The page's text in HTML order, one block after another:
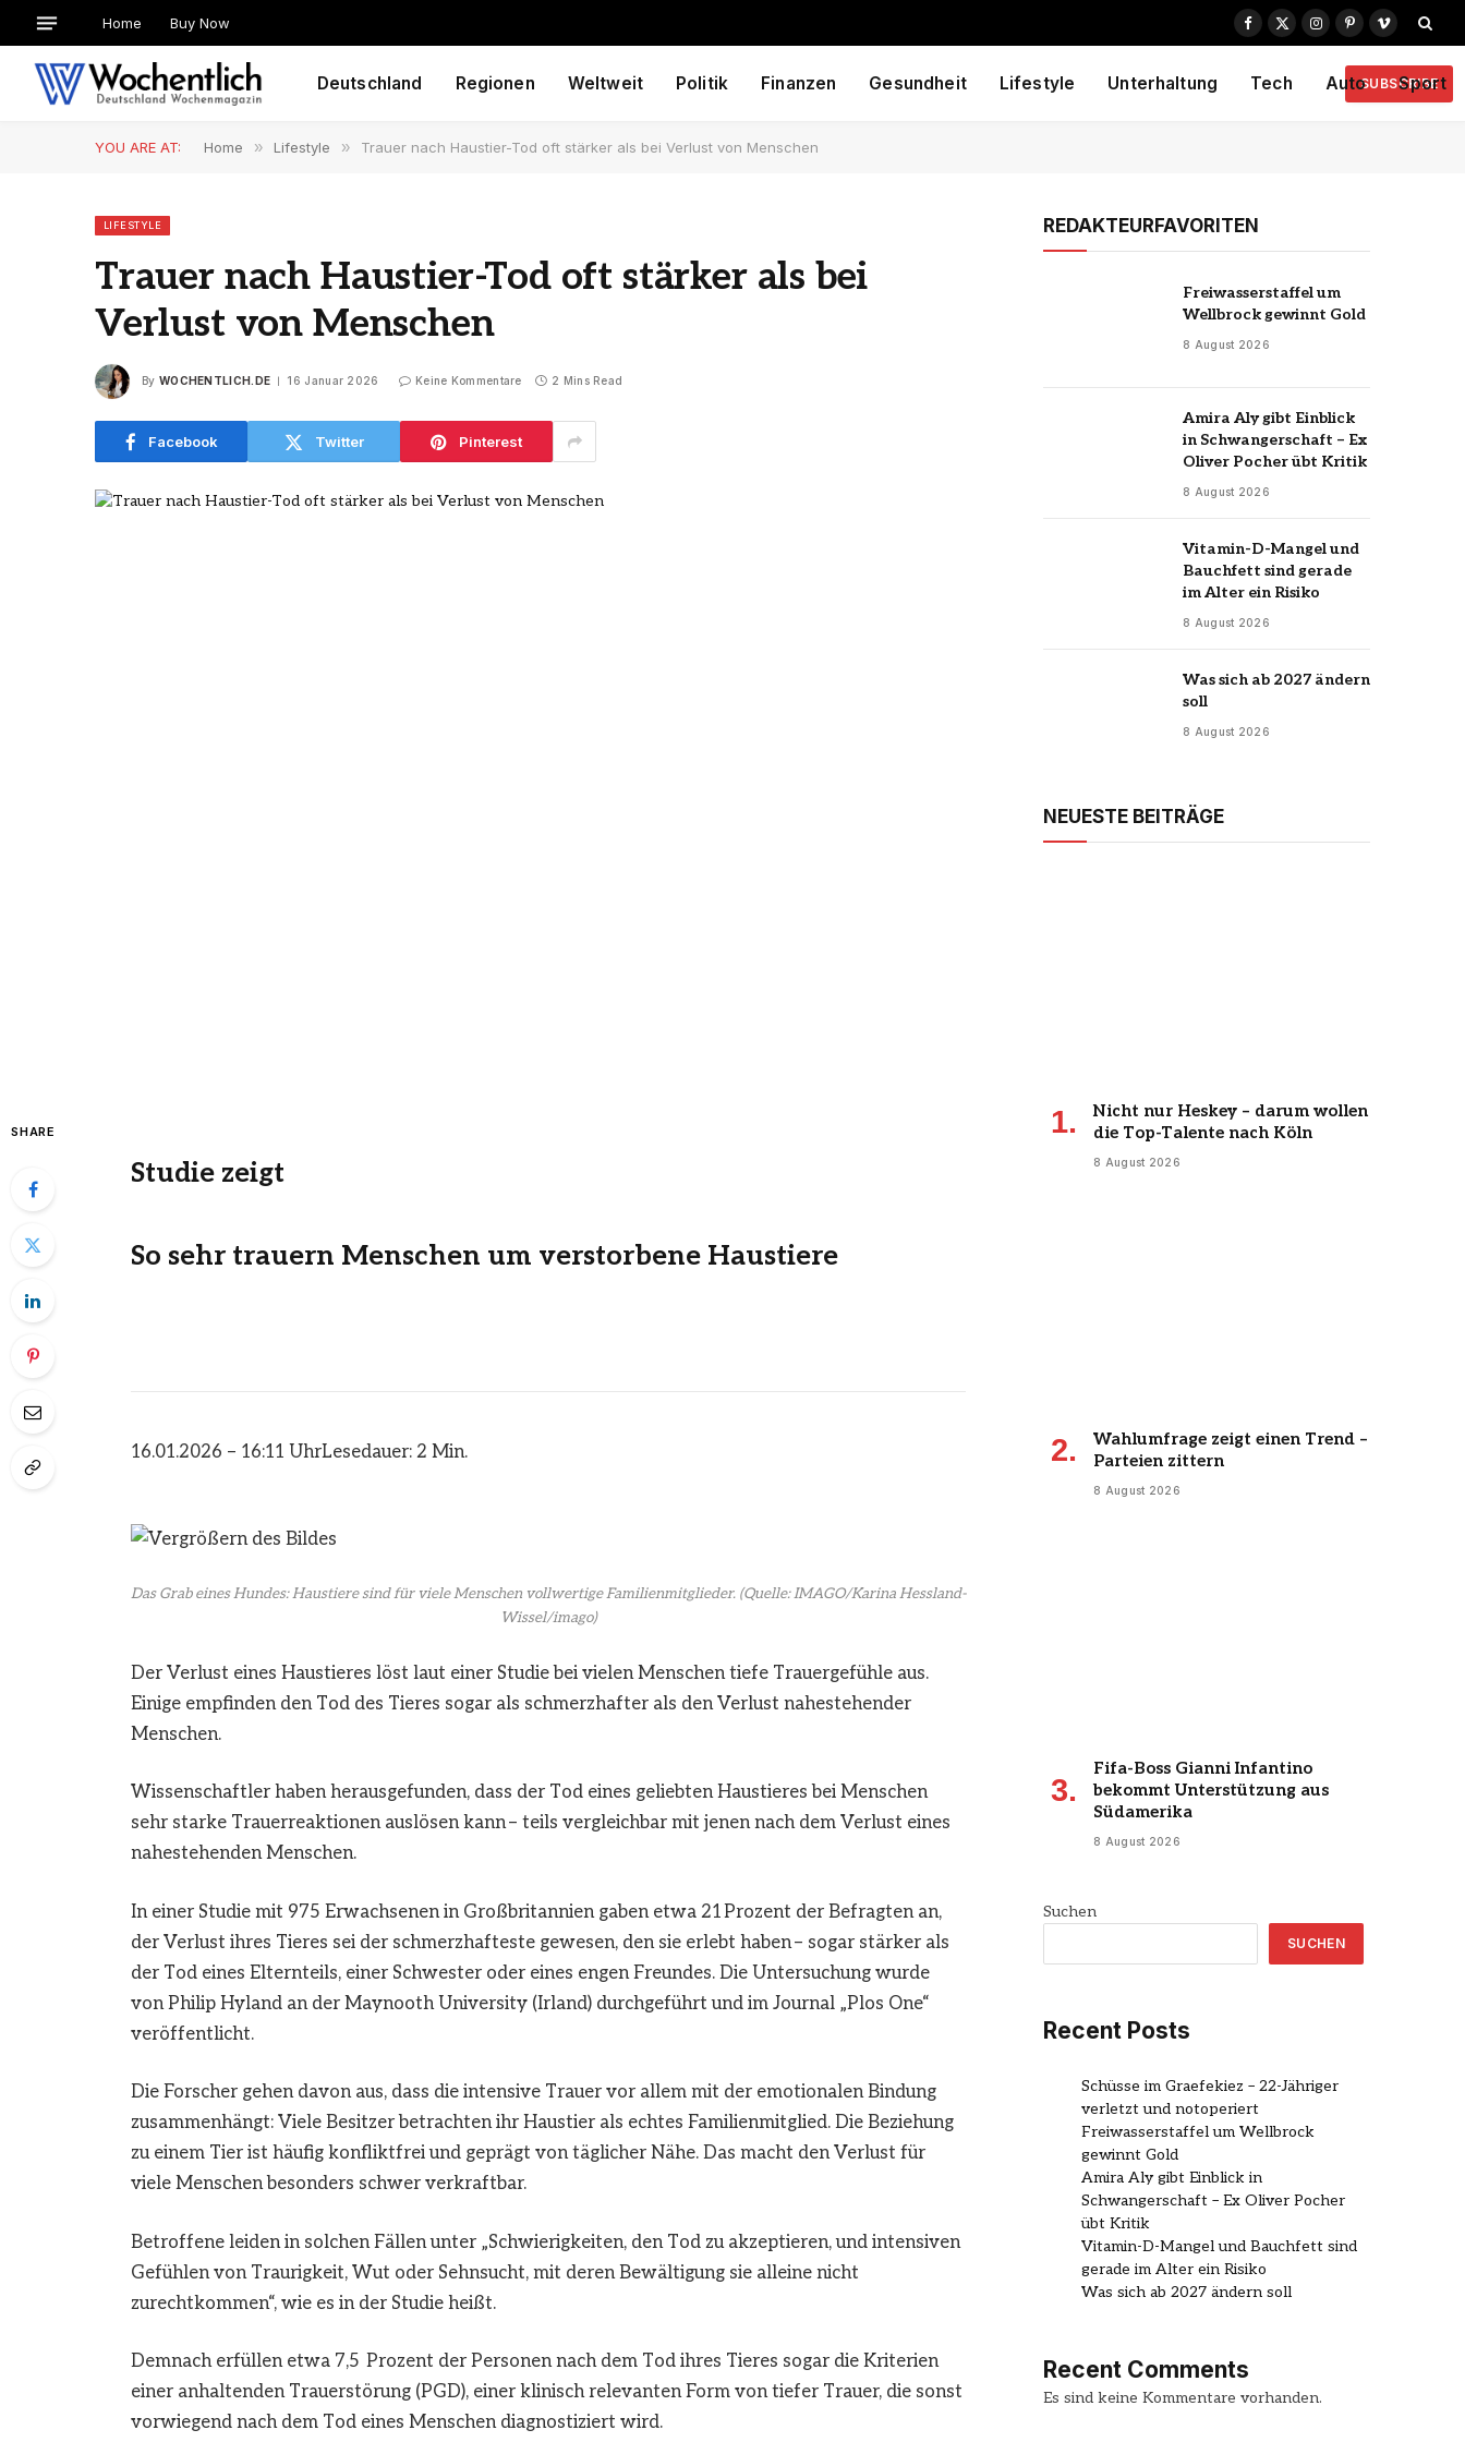
Home Buy Now
Facebook
X
Instagram
PinterestVimeo
Deutschland Regionen Weltweit Politik Finanzen Gesundheit Lifestyle Unterhaltung Tech Auto Sport
SUBSCRIBE
YOU ARE AT: Home » Lifestyle » Trauer nach Haustier-Tod oft stärker als bei Verlust von Menschen
LIFESTYLE
Trauer nach Haustier-Tod oft stärker als bei
Verlust von Menschen
By WOCHENTLICH.DE 16 Januar 2026 Keine Kommentare 2 Mins Read
Facebook Twitter Pinterest
SHARE
Studie zeigt
So sehr trauern Menschen um verstorbene Haustiere
16.01.2026 – 16:11 UhrLesedauer: 2 Min.
Das Grab eines Hundes: Haustiere sind für viele Menschen vollwertige Familienmitglieder. (Quelle: IMAGO/Karina Hessland-
Wissel/imago)
Der Verlust eines Haustieres löst laut einer Studie bei vielen Menschen tiefe Trauergefühle aus.
Einige empfinden den Tod des Tieres sogar als schmerzhafter als den Verlust nahestehender
Menschen.
Wissenschaftler haben herausgefunden, dass der Tod eines geliebten Haustieres bei Menschen
sehr starke Trauerreaktionen auslösen kann – teils vergleichbar mit jenen nach dem Verlust eines
nahestehenden Menschen.
In einer Studie mit 975 Erwachsenen in Großbritannien gaben etwa 21 Prozent der Befragten an,
der Verlust ihres Tieres sei der schmerzhafteste gewesen, den sie erlebt haben – sogar stärker als
der Tod eines Elternteils, einer Schwester oder eines engen Freundes. Die Untersuchung wurde
von Philip Hyland an der Maynooth University (Irland) durchgeführt und im Journal „Plos One“
veröffentlicht.
Die Forscher gehen davon aus, dass die intensive Trauer vor allem mit der emotionalen Bindung
zusammenhängt: Viele Besitzer betrachten ihr Haustier als echtes Familienmitglied. Die Beziehung
zu einem Tier ist häufig konfliktfrei und geprägt von täglicher Nähe. Das macht den Verlust für
viele Menschen besonders schwer verkraftbar.
Betroffene leiden in solchen Fällen unter „Schwierigkeiten, den Tod zu akzeptieren, und intensiven
Gefühlen von Traurigkeit, Wut oder Sehnsucht, mit deren Bewältigung sie alleine nicht
zurechtkommen“, wie es in der Studie heißt.
Demnach erfüllen etwa 7,5 Prozent der Personen nach dem Tod ihres Tieres sogar die Kriterien
einer anhaltenden Trauerstörung (PGD), einer klinisch relevanten Form von tiefer Trauer, die sonst
vorwiegend nach dem Tod eines Menschen diagnostiziert wird.
REDAKTEURFAVORITEN
Freiwasserstaffel um
Wellbrock gewinnt Gold
8 August 2026
Amira Aly gibt Einblick
in Schwangerschaft – Ex
Oliver Pocher übt Kritik
8 August 2026
Vitamin-D-Mangel und
Bauchfett sind gerade
im Alter ein Risiko
8 August 2026
Was sich ab 2027 ändern
soll
8 August 2026
NEUESTE BEITRÄGE
Nicht nur Heskey – darum wollen
die Top-Talente nach Köln
8 August 2026
Wahlumfrage zeigt einen Trend –
Parteien zittern
8 August 2026
Fifa-Boss Gianni Infantino
bekommt Unterstützung aus
Südamerika
8 August 2026
Suchen
SUCHEN
Recent Posts
Schüsse im Graefekiez – 22-Jähriger
verletzt und notoperiert
Freiwasserstaffel um Wellbrock
gewinnt Gold
Amira Aly gibt Einblick in
Schwangerschaft – Ex Oliver Pocher
übt Kritik
Vitamin-D-Mangel und Bauchfett sind
gerade im Alter ein Risiko
Was sich ab 2027 ändern soll
Recent Comments
Es sind keine Kommentare vorhanden.